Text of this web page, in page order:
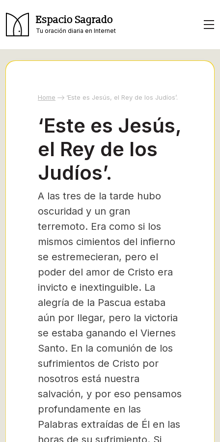
Espacio Sagrado
Tu oración diaria en Internet
Home ‘Este es Jesús, el Rey de los Judíos’.
‘Este es Jesús,
el Rey de los
Judíos’.
A las tres de la tarde hubo
oscuridad y un gran
terremoto. Era como si los
mismos cimientos del infierno
se estremecieran, pero el
poder del amor de Cristo era
invicto e inextinguible. La
alegría de la Pascua estaba
aún por llegar, pero la victoria
se estaba ganando el Viernes
Santo. En la comunión de los
sufrimientos de Cristo por
nosotros está nuestra
salvación, y por eso pensamos
profundamente en las
Palabras extraídas de Él en las
horas de su sufrimiento. Si